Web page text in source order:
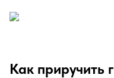
Как приручить